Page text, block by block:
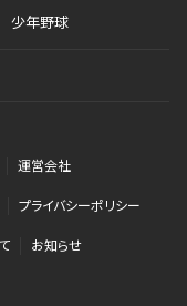
少年野球
運営会社
プライバシーポリシー
お知らせ